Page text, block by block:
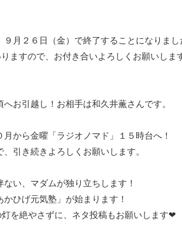
月２６日（金）で終了することになりまし
ますので、お付き合いよろしくお願いしま
お引越し！お相手は和久井薫さんです。
から金曜「ラジオノマド」１５時台へ！
引き続きよろしくお願いします。
い、マダムが独り立ちします！
ひげ元気塾」が始まります！
を絶やさずに、ネタ投稿もお願いします❤